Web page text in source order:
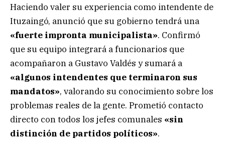
Haciendo valer su experiencia como intendente de
Ituzaingó, anunció que su gobierno tendrá una
«fuerte impronta municipalista». Confirmó
que su equipo integrará a funcionarios que
acompañaron a Gustavo Valdés y sumará a
«algunos intendentes que terminaron sus
mandatos», valorando su conocimiento sobre los
problemas reales de la gente. Prometió contacto
directo con todos los jefes comunales «sin
distinción de partidos políticos».